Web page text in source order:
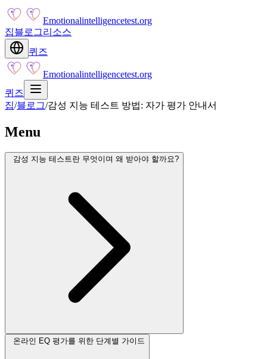
Emotionalintelligencetest.org
집블로그리소스
퀴즈
Emotionalintelligencetest.org
퀴즈
집/블로그/감성 지능 테스트 방법: 자가 평가 안내서
Menu
감성 지능 테스트란 무엇이며 왜 받아야 할까요?
온라인 EQ 평가를 위한 단계별 가이드